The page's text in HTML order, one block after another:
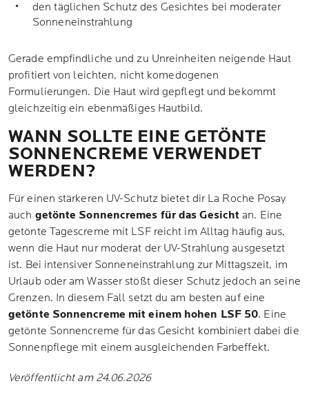
den täglichen Schutz des Gesichtes bei moderater
Sonneneinstrahlung
Gerade empfindliche und zu Unreinheiten neigende Haut
profitiert von leichten, nicht komedogenen
Formulierungen. Die Haut wird gepflegt und bekommt
gleichzeitig ein ebenmäßiges Hautbild.
WANN SOLLTE EINE GETÖNTE
SONNENCREME VERWENDET
WERDEN?
Für einen stärkeren UV-Schutz bietet dir La Roche Posay
auch getönte Sonnencremes für das Gesicht an. Eine
getönte Tagescreme mit LSF reicht im Alltag häufig aus,
wenn die Haut nur moderat der UV-Strahlung ausgesetzt
ist. Bei intensiver Sonneneinstrahlung zur Mittagszeit, im
Urlaub oder am Wasser stößt dieser Schutz jedoch an seine
Grenzen. In diesem Fall setzt du am besten auf eine
getönte Sonnencreme mit einem hohen LSF 50. Eine
getönte Sonnencreme für das Gesicht kombiniert dabei die
Sonnenpflege mit einem ausgleichenden Farbeffekt.
Veröffentlicht am 24.06.2026